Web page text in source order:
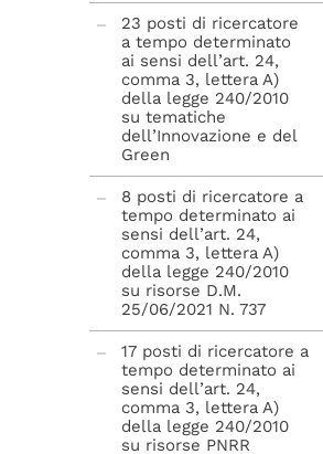
23 posti di ricercatore
a tempo determinato
ai sensi dell’art. 24,
comma 3, lettera A)
della legge 240/2010
su tematiche
dell’Innovazione e del
Green
8 posti di ricercatore a
tempo determinato ai
sensi dell’art. 24,
comma 3, lettera A)
della legge 240/2010
su risorse D.M.
25/06/2021 N. 737
17 posti di ricercatore a
tempo determinato ai
sensi dell’art. 24,
comma 3, lettera A)
della legge 240/2010
su risorse PNRR